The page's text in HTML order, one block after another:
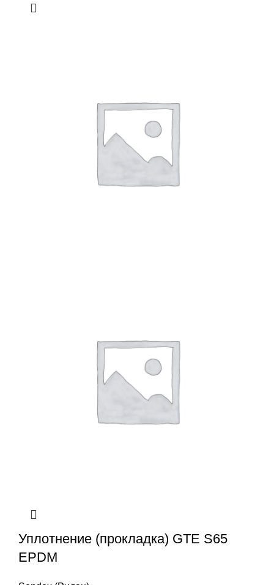
Уплотнение (прокладка) GTE S65
EPDM